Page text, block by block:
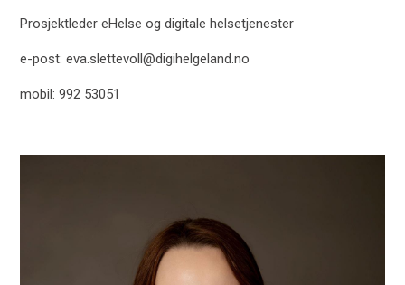
Prosjektleder eHelse og digitale helsetjenester
e-post: eva.slettevoll@digihelgeland.no
mobil: 992 53051